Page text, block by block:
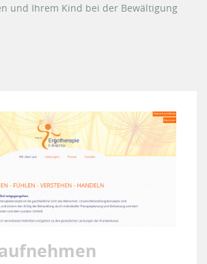
und Ihrem Kind bei der Bewältigung